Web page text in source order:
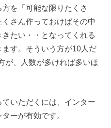
を「可能な限りたくさ
さん作っておけばその中
たい・・となってくれる
す。そういう方が10人だ
が、人数が多ければ多いほ
いただくには、インター
ーが有効です。